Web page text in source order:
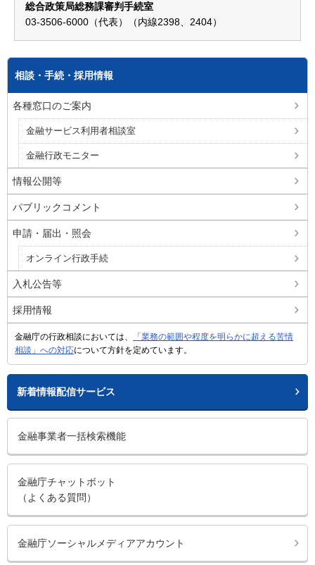
総合政策局総務課審判手続室
03-3506-6000（代表）（内線2398、2404）
相談・手続・採用情報
各種窓口のご案内
金融サービス利用者相談室
金融行政モニター
情報公開等
パブリックコメント
申請・届出・照会
オンライン行政手続
入札公告等
採用情報
金融庁の行政相談においては、
「業務の範囲や程度を明らかに超える苦情
相談」への対応について方針を定めています。
新着情報配信サービス
金融事業者一括検索機能
金融庁チャットボット
（よくある質問）
金融庁ソーシャルメディアアカウント